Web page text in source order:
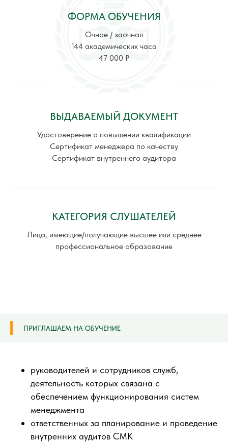
ФОРМА ОБУЧЕНИЯ
Очное / заочная
144 академических часа
47 000 ₽
ВЫДАВАЕМЫЙ ДОКУМЕНТ
Удостоверение о повышении квалификации
Сертификат менеджера по качеству
Сертификат внутреннего аудитора
КАТЕГОРИЯ СЛУШАТЕЛЕЙ
Лица, имеющие/получающие высшее или среднее
профессиональное образование
ПРИГЛАШАЕМ НА ОБУЧЕНИЕ
руководителей и сотрудников служб,
деятельность которых связана с
обеспечением функционирования систем
менеджмента
ответственных за планирование и проведение
внутренних аудитов СМК